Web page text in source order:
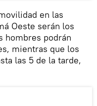
en las
Oeste serán los
hombres podrán
mientras que los
las 5 de la tarde,